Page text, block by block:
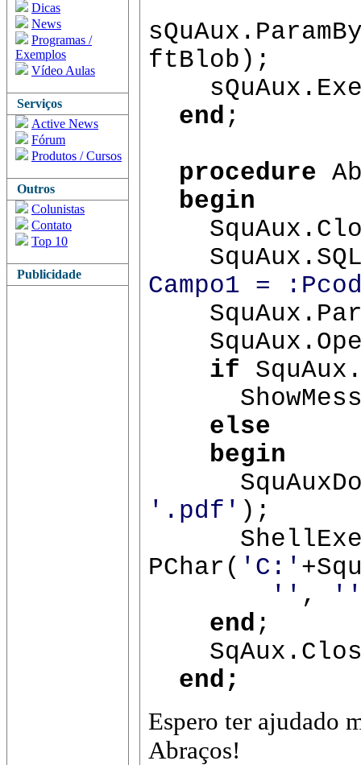
Dicas
News
Programas /
Exemplos
Vídeo Aulas
Serviços
Active News
Fórum
Produtos / Cursos
Outros
Colunistas
Contato
Top 10
Publicidade
ftBlob);
end ;
procedure
begin
Campo1 =
if
else
begin
'.pdf' );
PChar( 'C:'
'' ,
end ;
end;
Espero ter ajudado
Abraços!